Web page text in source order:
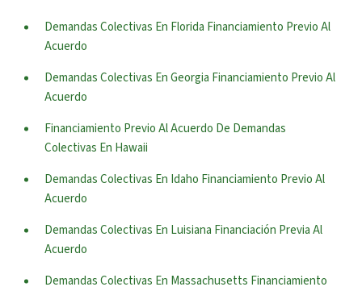
Demandas Colectivas En Florida Financiamiento Previo Al
Acuerdo
Demandas Colectivas En Georgia Financiamiento Previo Al
Acuerdo
Financiamiento Previo Al Acuerdo De Demandas
Colectivas En Hawaii
Demandas Colectivas En Idaho Financiamiento Previo Al
Acuerdo
Demandas Colectivas En Luisiana Financiación Previa Al
Acuerdo
Demandas Colectivas En Massachusetts Financiamiento